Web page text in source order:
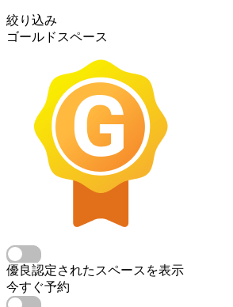
絞り込み
ゴールドスペース
優良認定されたスペースを表示
今すぐ予約